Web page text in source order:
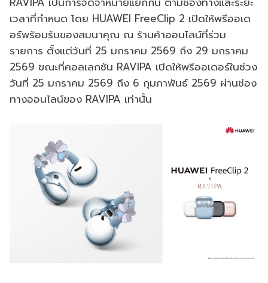
เวลาที่กำหนด โดย HUAWEI FreeClip 2 เปิดให้พรีออเด
อร์พร้อมรับของสมนาคุณ ณ ร้านค้าออนไลน์ที่ร่วม
รายการ ตั้งแต่วันที่ 25 มกราคม 2569 ถึง 29 มกราคม
2569 ขณะที่คอลเลกชัน RAVIPA เปิดให้พรีออเดอร์ในช่วง
วันที่ 25 มกราคม 2569 ถึง 6 กุมภาพันธ์ 2569 ผ่านช่อง
ทางออนไลน์ของ RAVIPA เท่านั้น